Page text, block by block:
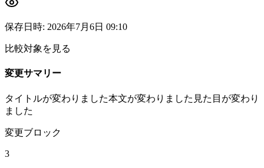
保存日時: 2026年7月6日 09:10
比較対象を見る
変更サマリー
タイトルが変わりました本文が変わりました 見た目が変わり
ました
変更ブロック
3